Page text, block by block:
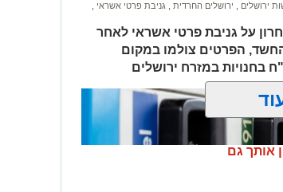
החרדית" בוואטסאפ לחצו כאן
צרו איתנו קשר במייל
ירושלים ירושלים החרדית גניבת פרטי אשראי
על גניבת פרטי אשראי לאחר
הפרטים צולמו במקום
אותך גם